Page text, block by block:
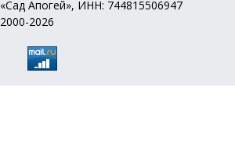
«Сад Апогей», ИНН: 744815506947
2000-2026